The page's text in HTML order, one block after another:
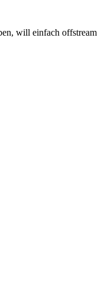
will einfach